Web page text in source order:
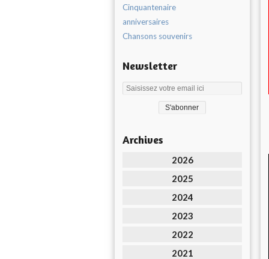
Cinquantenaire
anniversaires
Chansons souvenirs
Newsletter
Archives
2026
2025
2024
2023
2022
2021